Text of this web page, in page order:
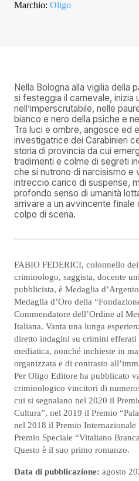
Marchio: Oligo
Nella Bologna alla vigilia della
si festeggia il carnevale, inizia
nell’imperscrutabile, nelle
bianco e nero della psiche e
Tra luci e ombre, angosce ed
investigatrice dei Carabinieri
storia di provincia da cui
tradimenti e colme di segreti
che si nutrono di narcisismo e
intreccio carico di suspense,
profondo senso di umanità
arrivare a un avvincente finale
colpo di scena.
FABIO FEDERICI, colonnello
criminologo, saggista, docente
pubblicista, è Medaglia
Medaglia d’Oro della
Commendatore dell’Ordine al
Italiana. Vanta una lunga
diretto indagini su crimini efferati
mediatica, nonché inchieste in
organizzata e di contrasto
Per Oligo Editore ha pubblicato
criminologico vincitori di
cui si segnalano nel 2020 il
Cultura”, nel 2019 il Premio
nel 2018 il Premio Internazionale
Premio Speciale “Vitaliano
Questo è il suo primo romanzo.
Data di pubblicazione: agosto